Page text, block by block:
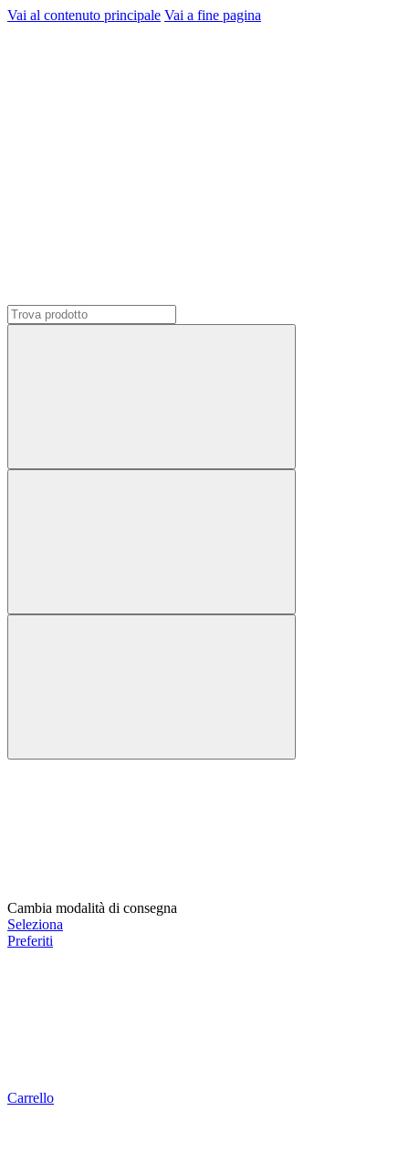
Vai al contenuto principale Vai a fine pagina
Cambia modalità di consegna
Seleziona
Preferiti
Carrello